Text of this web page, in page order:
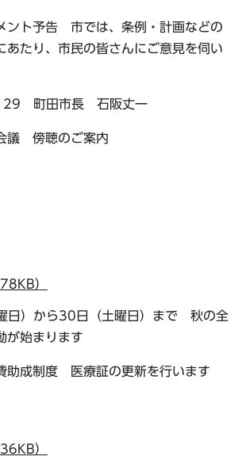
ント予告 市では、条例・計画などの
あたり、市民の皆さんにご意見を伺い
町田市長 石阪丈一
議 傍聴のご案内
）
日）から30日（土曜日）まで 秋の全
が始まります
助成制度 医療証の更新を行います
）